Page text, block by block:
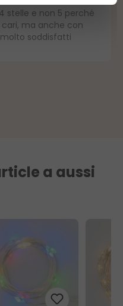
stelle e non 5 perché
ma anche con
soddisfatti
a aussi